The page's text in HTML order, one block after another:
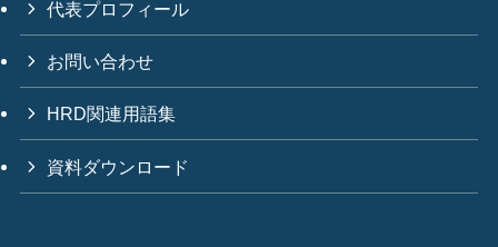
代表プロフィール
お問い合わせ
HRD関連用語集
資料ダウンロード